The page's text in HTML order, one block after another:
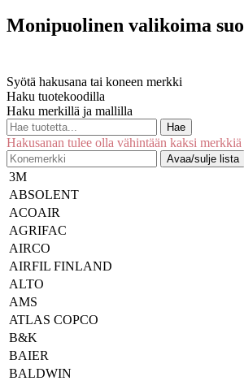
Monipuolinen valikoima
Syötä hakusana tai koneen merkki
Haku tuotekoodilla
Haku merkillä ja mallilla
Hae
Hakusanan tulee olla vähintään kaksi
Avaa/sulje lista
3M
ABSOLENT
ACOAIR
AGRIFAC
AIRCO
AIRFIL FINLAND
ALTO
AMS
ATLAS COPCO
B&K
BAIER
BALDWIN